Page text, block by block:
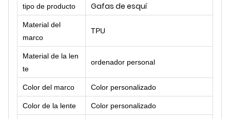
tipo de producto Gafas de esquí
Material del
marco
TPU
Material de la len
te
ordenador personal
Color del marco Color personalizado
Color de la lente Color personalizado